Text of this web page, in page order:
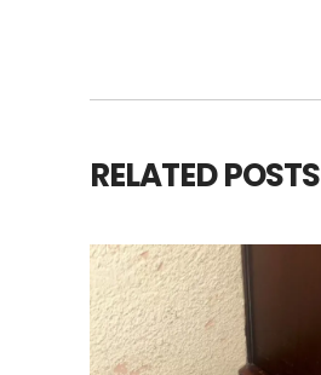
RELATED POSTS